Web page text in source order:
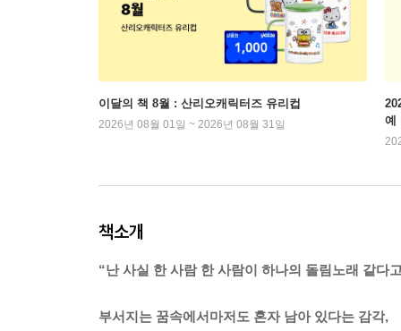
이달의 책 8월 : 산리오캐릭터즈 유리컵
2026년 08월 01일 ~ 2026년 08월 31일
예
책소개
“난 사실 한 사람 한 사람이 하나의 돌림노래 같다
부서지는 꿈속에서마저도 혼자 남아 있다는 감각,